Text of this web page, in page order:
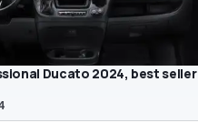
Ducato 2024, best seller